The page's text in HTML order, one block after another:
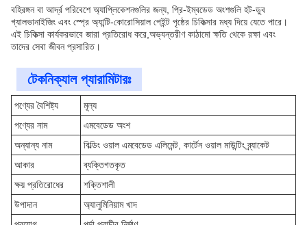
বহিরঙ্গন বা আর্দ্র পরিবেশে অ্যাপ্লিকেশনগুলির জন্য, প্রি-ইম্বডেড অংশগুলি হট-ডুব
গ্যালভানাইজিং এবং স্প্রে অ্যান্টি-কোরোসিয়াল পেইন্ট পৃষ্ঠের চিকিত্সার মধ্য দিয়ে যেতে পারে।
এই চিকিত্সা কার্যকরভাবে জারা প্রতিরোধ করে,অভ্যন্তরীণ কাঠামো ক্ষতি থেকে রক্ষা এবং
তাদের সেবা জীবন প্রসারিত।
টেকনিক্যাল প্যারামিটারঃ
পণ্যের বৈশিষ্ট্য
মূল্য
পণ্যের নাম
এমবেডেড অংশ
অন্যান্য নাম
বিল্ডিং ওয়াল এমবেডেড এলিমেন্ট, কার্টেন ওয়াল মাউন্টিং ব্র্যাকেট
আকার
ব্যক্তিগতকৃত
ক্ষয় প্রতিরোধের
শক্তিশালী
উপাদান
অ্যালুমিনিয়াম খাদ